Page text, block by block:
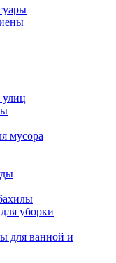
улиц
мусора
уборки
для ванной и